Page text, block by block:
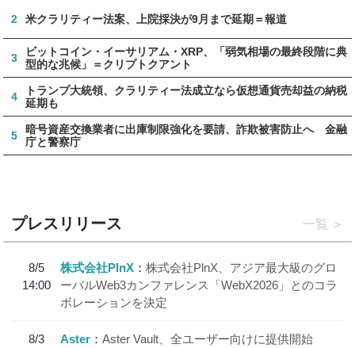
2 米クラリティー法案、上院採決が9月まで延期＝報道
3
ビットコイン・イーサリアム・XRP、「弱気相場の最終段階に典
型的な兆候」＝クリプトクアント
4
トランプ大統領、クラリティー法成立なら仮想通貨売却益の納税
延期も
5
暗号資産交換業者に出庫制限強化を要請、詐欺被害防止へ 金融
庁と警察庁
プレスリリース 一覧
8/5
14:00
株式会社PlnX
株式会社PlnX、アジア最大級のグロ
ーバルWeb3カンファレンス「WebX2026」とのコラ
ボレーションを決定
8/3
Aster Aster Vault、全ユーザー向けに提供開始